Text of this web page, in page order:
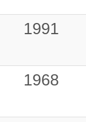
1991
1968